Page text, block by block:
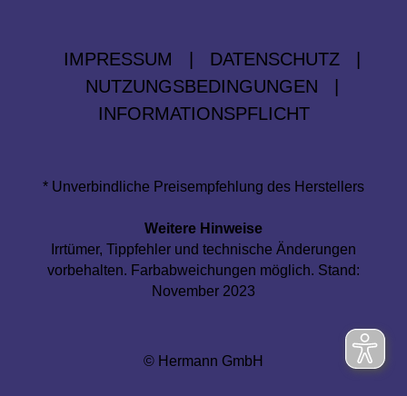
IMPRESSUM DATENSCHUTZ
NUTZUNGSBEDINGUNGEN
INFORMATIONSPFLICHT
* Unverbindliche Preisempfehlung des Herstellers
Weitere Hinweise
Irrtümer, Tippfehler und technische Änderungen
vorbehalten. Farbabweichungen möglich. Stand:
November 2023
© Hermann GmbH